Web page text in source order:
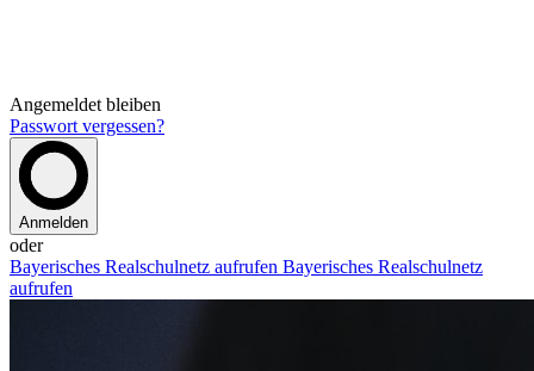
Angemeldet bleiben
Passwort vergessen?
Anmelden
oder
Bayerisches Realschulnetz aufrufen Bayerisches Realschulnetz
aufrufen